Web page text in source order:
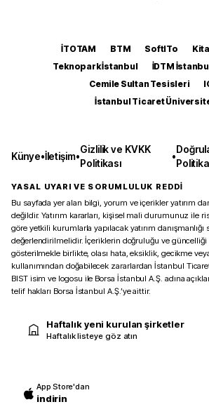
İTOTAM BTM SoftITo
Teknopark İstanbul
İDTM
Cemile Sultan Tesisleri
İstanbul Ticaret
Künye•İletişim•
Gizlilik ve KVKK
Politikası
•
YASAL UYARI VE SORUMLULUK REDDİ
Bu sayfada yer alan bilgi, yorum ve içerikler yatırım
değildir. Yatırım kararları, kişisel mali durumunuz ile
göre yetkili kurumlarla yapılacak yatırım
değerlendirilmelidir. İçeriklerin doğruluğu ve
gösterilmekle birlikte, olası hata, eksiklik, gecikme
kullanımından doğabilecek zararlardan İstanbul
BIST isim ve logosu ile Borsa İstanbul A.Ş. adına
telif hakları Borsa İstanbul A.Ş.’ye aittir.
Haftalık yeni kurulan şirketler
Haftalık listeye göz atın
App Store'dan
indirin